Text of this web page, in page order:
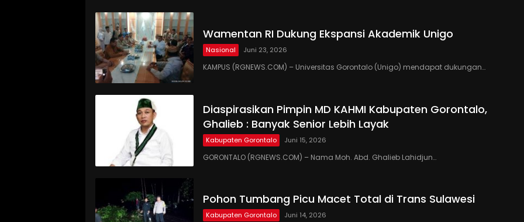
Wamentan RI Dukung Ekspansi Akademik Unigo
Nasional Juni 23, 2026
KAMPUS (RGNEWS.COM) – Universitas Gorontalo (Unigo) mendapat dukungan…
Diaspirasikan Pimpin MD KAHMI Kabupaten Gorontalo,
Ghalieb : Banyak Senior Lebih Layak
Kabupaten Gorontalo Juni 15, 2026
GORONTALO (RGNEWS.COM) – Nama Moh. Abd. Ghalieb Lahidjun…
Pohon Tumbang Picu Macet Total di Trans Sulawesi
Kabupaten Gorontalo Juni 14, 2026